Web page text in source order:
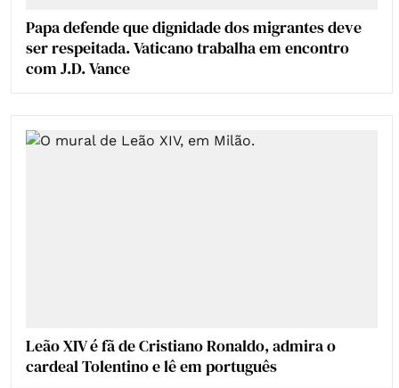
Papa defende que dignidade dos migrantes deve
ser respeitada. Vaticano trabalha em encontro
com J.D. Vance
Leão XIV é fã de Cristiano Ronaldo, admira o
cardeal Tolentino e lê em português